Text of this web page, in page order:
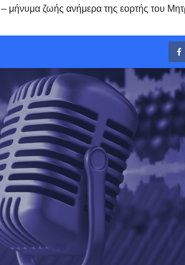
μήνυμα ζωής ανήμερα της εορτής του